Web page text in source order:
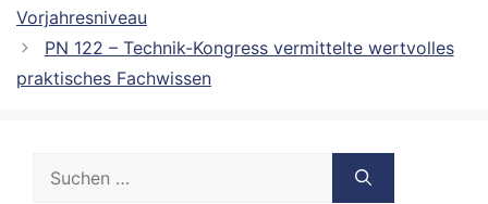
Vorjahresniveau
PN 122 – Technik-Kongress vermittelte wertvolles
praktisches Fachwissen
nach: